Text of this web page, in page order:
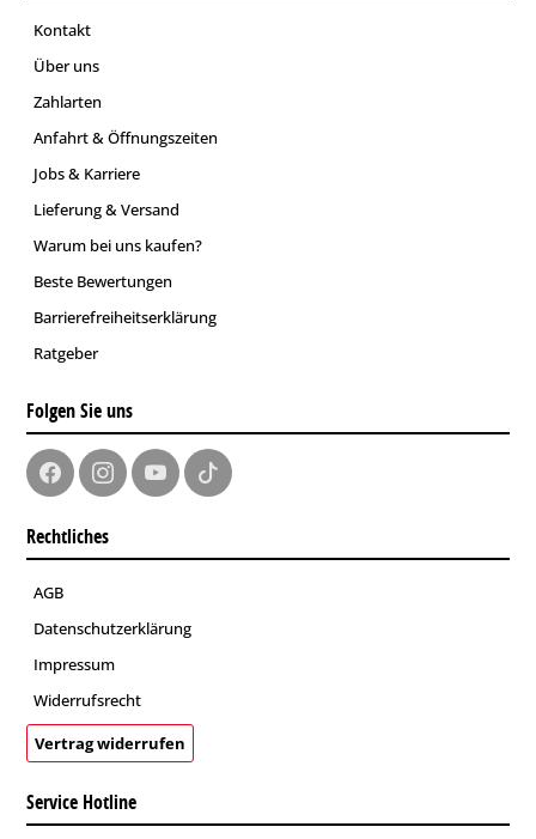
Kontakt
Über uns
Zahlarten
Anfahrt & Öffnungszeiten
Jobs & Karriere
Lieferung & Versand
Warum bei uns kaufen?
Beste Bewertungen
Barrierefreiheitserklärung
Ratgeber
Folgen Sie uns
Rechtliches
AGB
Datenschutzerklärung
Impressum
Widerrufsrecht
Vertrag widerrufen
Service Hotline